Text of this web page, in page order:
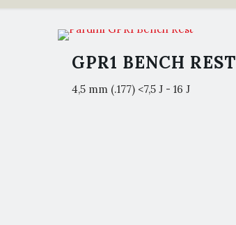
GPR1 BENCH REST
4,5 mm (.177) <7,5 J - 16 J